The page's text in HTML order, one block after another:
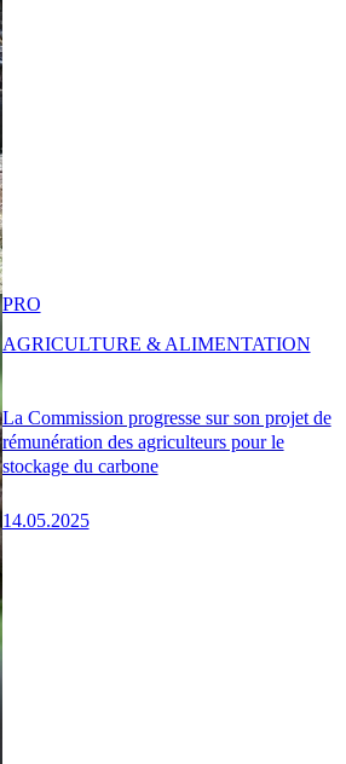
La Commission progresse sur son projet de
rémunération des agriculteurs pour le
stockage du carbone
14.05.2025
PRO
AGRICULTURE & ALIMENTATION